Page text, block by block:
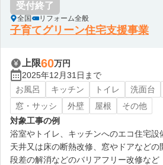
受付終了
全国 リフォーム全般
子育てグリーン住宅支援事業
上限60万円
2025年12月31日まで
お風呂
キッチン トイレ 洗面台
窓・サッシ
外壁 屋根
その他
対象工事の例
浴室やトイレ、キッチンへのエコ住宅設
天井又は床の断熱改修、窓やドアなどの
段差の解消などのバリアフリー改修など